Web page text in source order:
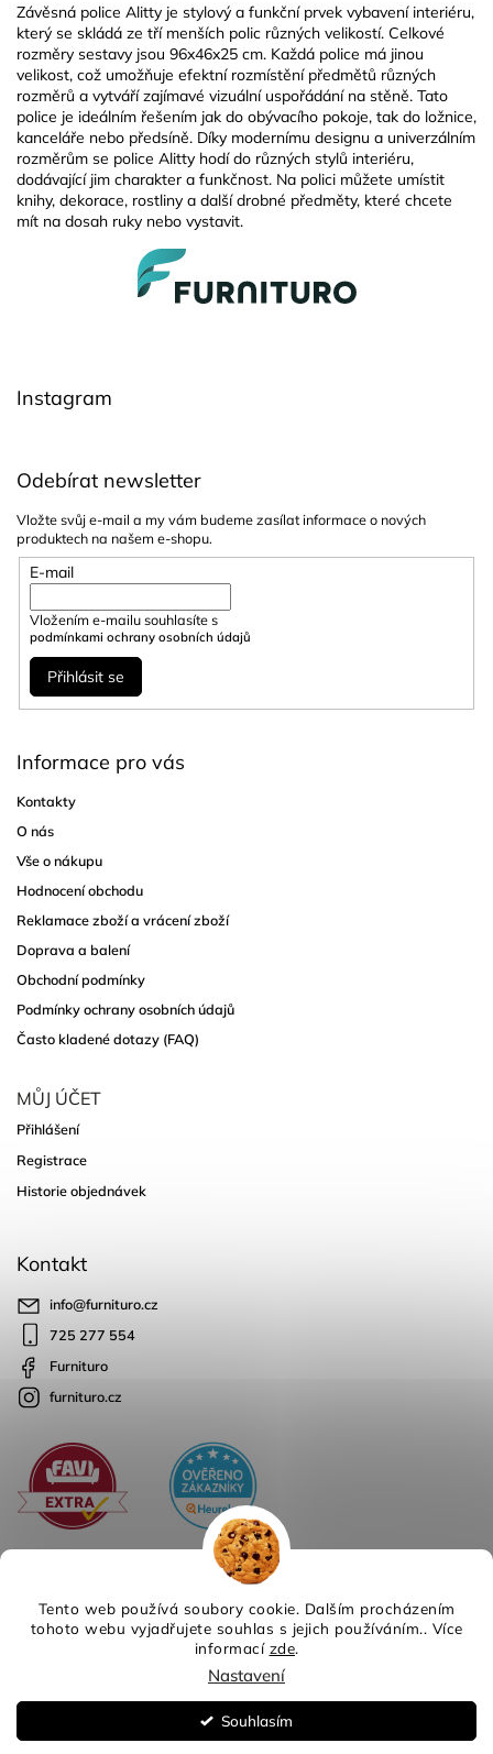
Tento web používá soubory cookie. Dalším procházením
tohoto webu vyjadřujete souhlas s jejich používáním.. Více
informací zde.
Nastavení
Souhlasím
Závěsná police Alitty je stylový a funkční prvek vybavení interiéru,
který se skládá ze tří menších polic různých velikostí. Celkové
rozměry sestavy jsou 96x46x25 cm. Každá police má jinou
velikost, což umožňuje efektní rozmístění předmětů různých
rozměrů a vytváří zajímavé vizuální uspořádání na stěně. Tato
police je ideálním řešením jak do obývacího pokoje, tak do ložnice,
kanceláře nebo předsíně. Díky modernímu designu a univerzálním
rozměrům se police Alitty hodí do různých stylů interiéru,
dodávající jim charakter a funkčnost. Na polici můžete umístit
knihy, dekorace, rostliny a další drobné předměty, které chcete
mít na dosah ruky nebo vystavit.
Instagram
Odebírat newsletter
Vložte svůj e-mail a my vám budeme zasílat informace o nových
produktech na našem e-shopu.
E-mail
Vložením e-mailu souhlasíte s
podmínkami ochrany osobních údajů
Přihlásit se
Informace pro vás
Kontakty
O nás
Vše o nákupu
Hodnocení obchodu
Reklamace zboží a vrácení zboží
Doprava a balení
Obchodní podmínky
Podmínky ochrany osobních údajů
Často kladené dotazy (FAQ)
MŮJ ÚČET
Přihlášení
Registrace
Historie objednávek
Kontakt
info@furnituro.cz
725 277 554
Furnituro
furnituro.cz
. Všechna práva vyhrazena.